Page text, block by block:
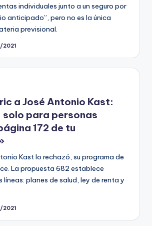
individuales junto a un seguro por
anticipado”, pero no es la única
previsional.
2021
a José Antonio Kast:
solo para personas
172 de tu
Kast lo rechazó, su programa de
La propuesta 682 establece
líneas: planes de salud, ley de renta y
2021